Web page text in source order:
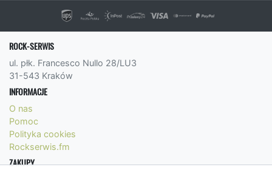
ROCK-SERWIS
ul. płk. Francesco Nullo 28/LU3
31-543 Kraków
INFORMACJE
O nas
Pomoc
Polityka cookies
Rockserwis.fm
ZAKUPY